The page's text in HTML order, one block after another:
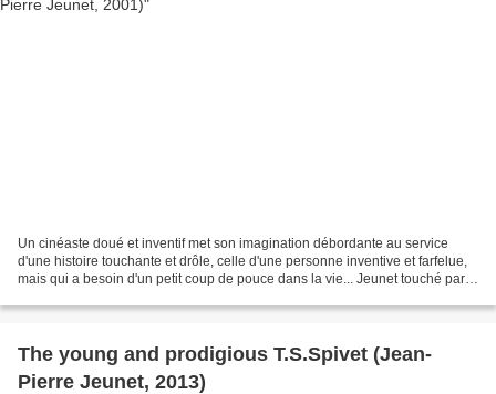
Un cinéaste doué et inventif met son imagination débordante au service
d'une histoire touchante et drôle, celle d'une personne inventive et farfelue,
mais qui a besoin d'un petit coup de pouce dans la vie... Jeunet touché par
The young and prodigious T.S.Spivet (Jean-
Pierre Jeunet, 2013)